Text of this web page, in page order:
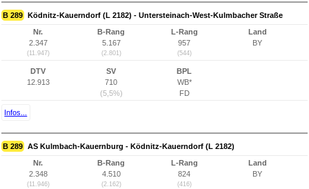
B 289 Ködnitz-Kauerndorf (L 2182) - Untersteinach-West-Kulmbacher Straße
Nr.
2.347
(11.947)
B-Rang
5.167
(2.801)
L-Rang
957
(544)
Land
BY
DTV
12.913
SV
710
(5,5%)
BPL
WB*
FD
Infos...
B 289 AS Kulmbach-Kauernburg - Ködnitz-Kauerndorf (L 2182)
Nr.
2.348
(11.946)
B-Rang
4.510
(2.162)
L-Rang
824
(416)
Land
BY